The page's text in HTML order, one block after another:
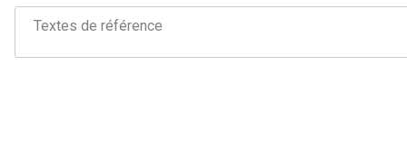
Textes de référence